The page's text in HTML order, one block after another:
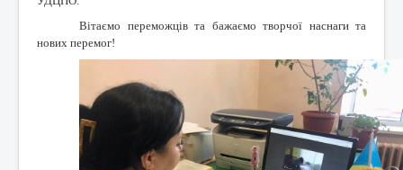
Вітаємо переможців та бажаємо творчої наснаги та
нових перемог!